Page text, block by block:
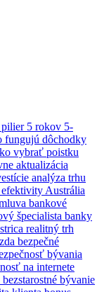
pilier 5 rokov 5-
fungujú dôchodky
vybrať poistku
aktualizácia
analýza trhu
efektivity Austrália
bankové
špecialista banky
realitný trh
bezpečné
bývania
na internete
bezstarostné bývanie